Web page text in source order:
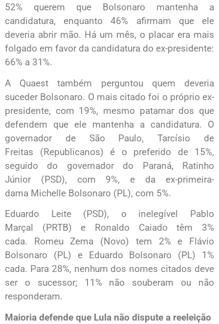
52% querem que Bolsonaro mantenha a
candidatura, enquanto 46% afirmam que ele
deveria abrir mão. Há um mês, o placar era mais
folgado em favor da candidatura do ex-presidente:
66% a 31%.
A Quaest também perguntou quem deveria
suceder Bolsonaro. O mais citado foi o próprio ex-
presidente, com 19%, mesmo patamar dos que
defendem que ele mantenha a candidatura. O
governador de São Paulo, Tarcísio de
Freitas (Republicanos) é o preferido de 15%,
seguido do governador do Paraná, Ratinho
Júnior (PSD), com 9%, e da ex-primeira-
dama Michelle Bolsonaro (PL), com 5%.
Eduardo Leite (PSD), o inelegível Pablo
Marçal (PRTB) e Ronaldo Caiado têm 3%
cada. Romeu Zema (Novo) tem 2% e Flávio
Bolsonaro (PL) e Eduardo Bolsonaro (PL) 1%
cada. Para 28%, nenhum dos nomes citados deve
ser o sucessor; 11% não souberam ou não
responderam.
Maioria defende que Lula não dispute a reeleição